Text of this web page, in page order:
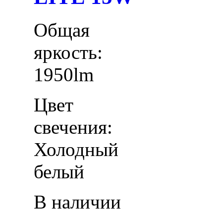
Общая
яркость:
1950lm
Цвет
свечения:
Холодный
белый
В наличии